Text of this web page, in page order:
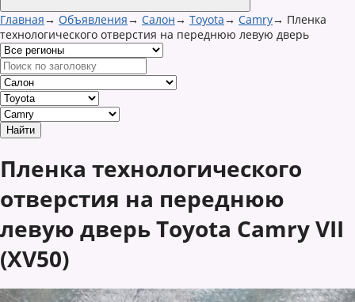
Главная→ Объявления→ Салон→ Toyota→ Camry→ Пленка
технологического отверстия на переднюю левую дверь
Пленка технологического
отверстия на переднюю
левую дверь Toyota Camry VII
(XV50)